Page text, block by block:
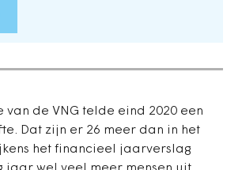
van de VNG telde eind 2020 een
Dat zijn er 26 meer dan in het
het financieel jaarverslag